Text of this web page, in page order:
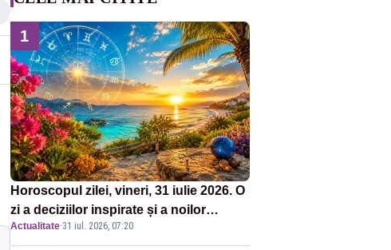
1
Horoscopul zilei, vineri, 31 iulie 2026. O
zi a deciziilor inspirate și a noilor
începuturi. Vezi zodiile vizate
Actualitate·31 iul. 2026, 07:20